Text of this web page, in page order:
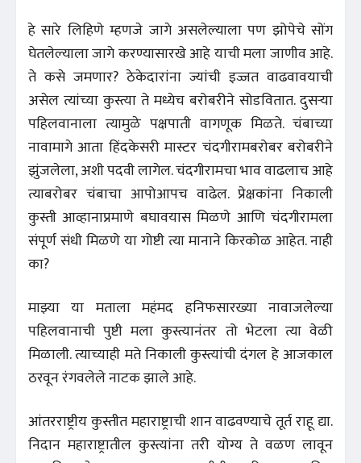
हे सारे लिहिणे म्हणजे जागे असलेल्याला पण झोपेचे सोंग
घेतलेल्याला जागे करण्यासारखे आहे याची मला जाणीव आहे.
ते कसे जमणार? ठेकेदारांना ज्यांची इज्जत वाढवावयाची
असेल त्यांच्या कुस्त्या ते मध्येच बरोबरीने सोडवितात. दुसऱ्या
पहिलवानाला त्यामुळे पक्षपाती वागणूक मिळते. चंबाच्या
नावामागे आता हिंदकेसरी मास्टर चंदगीरामबरोबर बरोबरीने
झुंजलेला, अशी पदवी लागेल. चंदगीरामचा भाव वाढलाच आहे
त्याबरोबर चंबाचा आपोआपच वाढेल. प्रेक्षकांना निकाली
कुस्ती आव्हानाप्रमाणे बघावयास मिळणे आणि चंदगीरामला
संपूर्ण संधी मिळणे या गोष्टी त्या मानाने किरकोळ आहेत. नाही
का?
माझ्या या मताला महंमद हनिफसारख्या नावाजलेल्या
पहिलवानाची पुष्टी मला कुस्त्यानंतर तो भेटला त्या वेळी
मिळाली. त्याच्याही मते निकाली कुस्त्यांची दंगल हे आजकाल
ठरवून रंगवलेले नाटक झाले आहे.
आंतरराष्ट्रीय कुस्तीत महाराष्ट्राची शान वाढवण्याचे तूर्त राहू द्या.
निदान महाराष्ट्रातील कुस्त्यांना तरी योग्य ते वळण लावून